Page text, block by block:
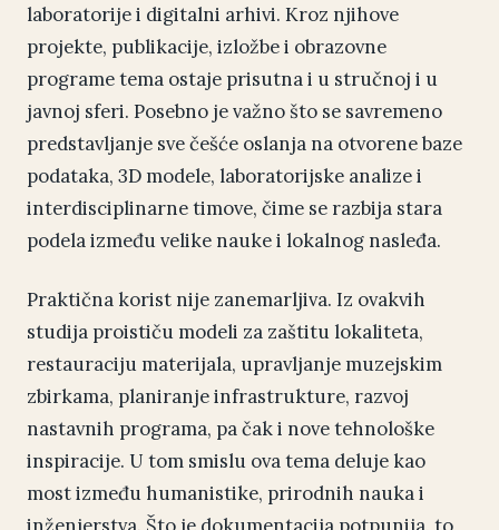
laboratorije i digitalni arhivi. Kroz njihove
projekte, publikacije, izložbe i obrazovne
programe tema ostaje prisutna i u stručnoj i u
javnoj sferi. Posebno je važno što se savremeno
predstavljanje sve češće oslanja na otvorene baze
podataka, 3D modele, laboratorijske analize i
interdisciplinarne timove, čime se razbija stara
podela između velike nauke i lokalnog nasleđa.
Praktična korist nije zanemarljiva. Iz ovakvih
studija proističu modeli za zaštitu lokaliteta,
restauraciju materijala, upravljanje muzejskim
zbirkama, planiranje infrastrukture, razvoj
nastavnih programa, pa čak i nove tehnološke
inspiracije. U tom smislu ova tema deluje kao
most između humanistike, prirodnih nauka i